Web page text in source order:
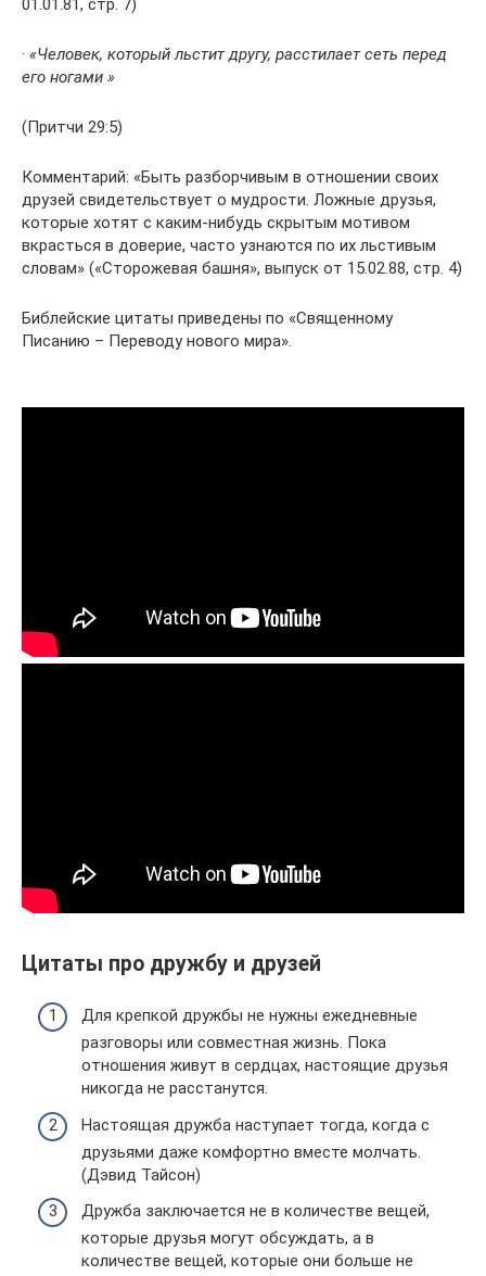
01.01.81, стр. 7)
· «Человек, который льстит другу, расстилает сеть перед
его ногами »
(Притчи 29:5)
Комментарий: «Быть разборчивым в отношении своих
друзей свидетельствует о мудрости. Ложные друзья,
которые хотят с каким-нибудь скрытым мотивом
вкрасться в доверие, часто узнаются по их льстивым
словам» («Сторожевая башня», выпуск от 15.02.88, стр. 4)
Библейские цитаты приведены по «Священному
Писанию – Переводу нового мира».
Цитаты про дружбу и друзей
Для крепкой дружбы не нужны ежедневные
разговоры или совместная жизнь. Пока
отношения живут в сердцах, настоящие друзья
никогда не расстанутся.
Настоящая дружба наступает тогда, когда с
друзьями даже комфортно вместе молчать.
(Дэвид Тайсон)
Дружба заключается не в количестве вещей,
которые друзья могут обсуждать, а в
количестве вещей, которые они больше не